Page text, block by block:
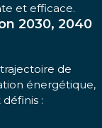
et efficace.
2030, 2040
de
énergétique,
: